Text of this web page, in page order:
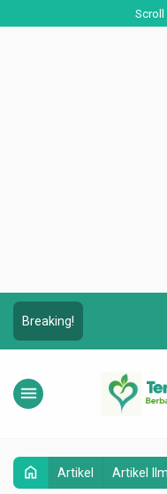
Scroll
Breaking!
menu
home Artikel Artikel